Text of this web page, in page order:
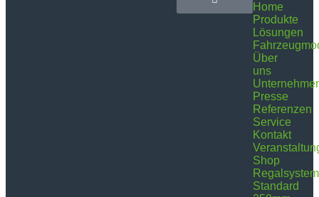
Home
Produkte
Lösungen
Über
uns
Presse
Referenzen
Service
Kontakt
Shop
Standard